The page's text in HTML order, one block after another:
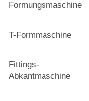
Formungsmaschine
T-Formmaschine
Fittings-
Abkantmaschine